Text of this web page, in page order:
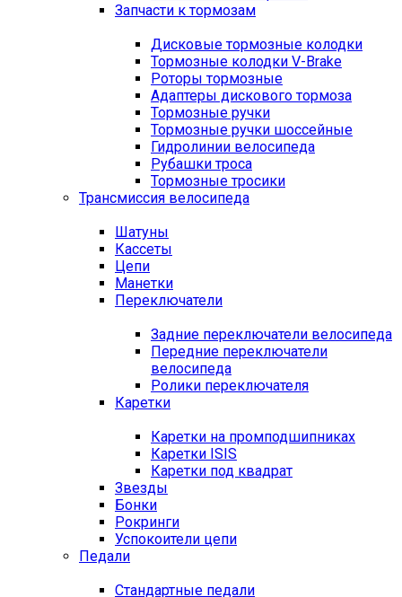
Запчасти к тормозам
Дисковые тормозные колодки
Тормозные колодки V-Brake
Роторы тормозные
Адаптеры дискового тормоза
Тормозные ручки
Тормозные ручки шоссейные
Гидролинии велосипеда
Рубашки троса
Тормозные тросики
Трансмиссия велосипеда
Шатуны
Кассеты
Цепи
Манетки
Переключатели
Задние переключатели велосипеда
Передние переключатели
велосипеда
Ролики переключателя
Каретки
Каретки на промподшипниках
Каретки ISIS
Каретки под квадрат
Звезды
Бонки
Рокринги
Успокоители цепи
Педали
Стандартные педали